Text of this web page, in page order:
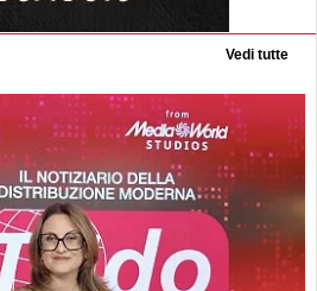
Vedi tutte